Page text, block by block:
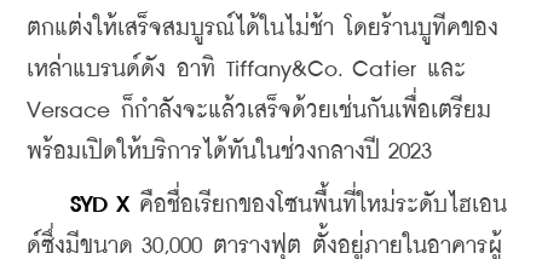
ตกแต่งให้เสร็จสมบูรณ์ได้ในไม่ช้า โดยร้านบูทีคของ
เหล่าแบรนด์ดัง อาทิ Tiffany&Co. Catier และ
Versace ก็กำลังจะแล้วเสร็จด้วยเช่นกันเพื่อเตรียม
พร้อมเปิดให้บริการได้ทันในช่วงกลางปี 2023
SYD X คือชื่อเรียกของโซนพื้นที่ใหม่ระดับไฮเอน
ด์ซึ่งมีขนาด 30,000 ตารางฟุต ตั้งอยู่ภายในอาคารผู้